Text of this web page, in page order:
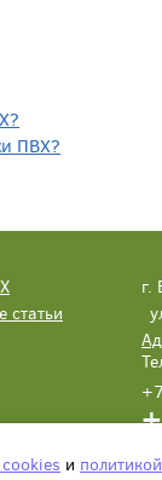
ПВХ?
статьи
г.
и политикой